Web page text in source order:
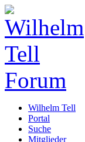
Wilhelm Tell
Portal
Suche
Mitglieder